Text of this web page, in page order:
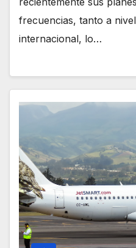
frecuencias, tanto a
internacional, lo…